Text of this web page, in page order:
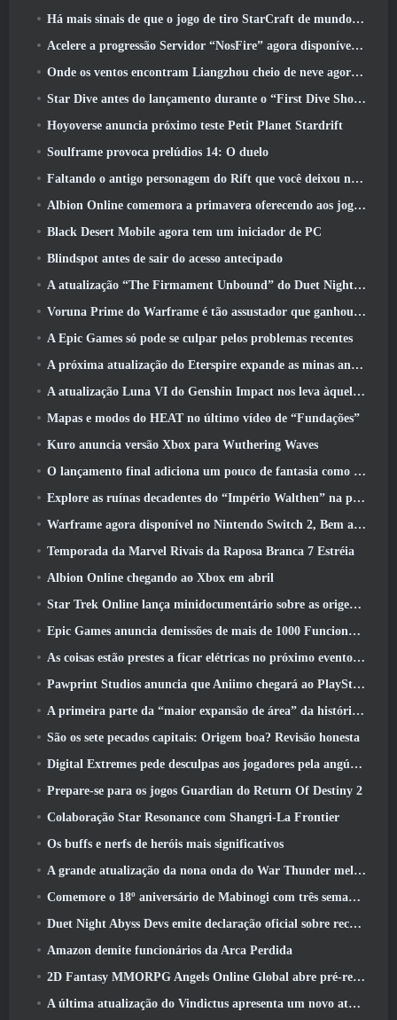
Há mais sinais de que o jogo de tiro StarCraft de mundo aberto pode ser uma coisa real
Acelere a progressão Servidor “NosFire” agora disponível no NosTale
Onde os ventos encontram Liangzhou cheio de neve agora disponível com o lançamento da versão 1.5
Star Dive antes do lançamento durante o “First Dive Show”
Hoyoverse anuncia próximo teste Petit Planet Stardrift
Soulframe provoca prelúdios 14: O duelo
Faltando o antigo personagem do Rift que você deixou no servidor morto? Gamigo tem uma solução para isso
Albion Online comemora a primavera oferecendo aos jogadores uma linda montaria de coelhinho
Black Desert Mobile agora tem um iniciador de PC
Blindspot antes de sair do acesso antecipado
A atualização “The Firmament Unbound” do Duet Night Abyss encerra o enredo de Huaxu
Voruna Prime do Warframe é tão assustador que ganhou seu próprio trailer da Red Band
A Epic Games só pode se culpar pelos problemas recentes
A próxima atualização do Eterspire expande as minas anãs e oferece uma revisão completa do combate aos chefes
A atualização Luna VI do Genshin Impact nos leva àquele lugar sobre o qual Mondstadt continua falando, mas nunca vimos
Mapas e modos do HEAT no último vídeo de “Fundações”
Kuro anuncia versão Xbox para Wuthering Waves
O lançamento final adiciona um pouco de fantasia como temporada 10 Lançamentos
Explore as ruínas decadentes do “Império Walthen” na próxima grande atualização do RAVEN2
Warframe agora disponível no Nintendo Switch 2, Bem a tempo para o lançamento do Shadowgrapher
Temporada da Marvel Rivais da Raposa Branca 7 Estréia
Albion Online chegando ao Xbox em abril
Star Trek Online lança minidocumentário sobre as origens da Federação para comemorar o 16º aniversário
Epic Games anuncia demissões de mais de 1000 Funcionários, Citando “Desaceleração no Engajamento Fortnite”
As coisas estão prestes a ficar elétricas no próximo evento Aftershock do Apex Legends
Pawprint Studios anuncia que Aniimo chegará ao PlayStation 5 E a Epic Games Store nos lançamentos
A primeira parte da “maior expansão de área” da história do RuneScape é lançada hoje
São os sete pecados capitais: Origem boa? Revisão honesta
Digital Extremes pede desculpas aos jogadores pela angústia causada por “convites nefastos” no Warframe
Prepare-se para os jogos Guardian do Return Of Destiny 2
Colaboração Star Resonance com Shangri-La Frontier
Os buffs e nerfs de heróis mais significativos
A grande atualização da nona onda do War Thunder melhora a aparência das batalhas navais com visuais aquáticos aprimorados
Comemore o 18º aniversário de Mabinogi com três semanas de eventos e recompensas
Duet Night Abyss Devs emite declaração oficial sobre recente incidente de malware após atualização do jogo
Amazon demite funcionários da Arca Perdida
2D Fantasy MMORPG Angels Online Global abre pré-registro
A última atualização do Vindictus apresenta um novo ataque onde os jogadores enfrentarão o Guardião de Caliburn